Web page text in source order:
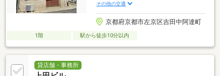
その他の交通
京都府京都市左京区吉田中阿達町
1階 駅から徒歩10分以内
貸店舗・事務所